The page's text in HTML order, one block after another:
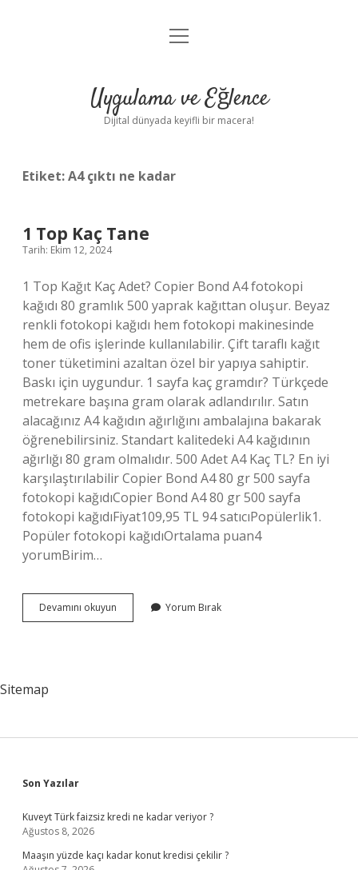
Anasayfa
Yasal Uyarı
menüyü
Uygulama ve Eğlence
Dijital dünyada keyifli bir macera!
Etiket:A4 çıktı ne kadar
1 Top Kaç Tane
Tarih: Ekim 12, 2024
1 Top Kağıt Kaç Adet? Copier Bond A4 fotokopi
kağıdı 80 gramlık 500 yaprak kağıttan oluşur. Beyaz
renkli fotokopi kağıdı hem fotokopi makinesinde
hem de ofis işlerinde kullanılabilir. Çift taraflı kağıt
toner tüketimini azaltan özel bir yapıya sahiptir.
Baskı için uygundur. 1 sayfa kaç gramdır? Türkçede
metrekare başına gram olarak adlandırılır. Satın
alacağınız A4 kağıdın ağırlığını ambalajına bakarak
öğrenebilirsiniz. Standart kalitedeki A4 kağıdının
ağırlığı 80 gram olmalıdır. 500 Adet A4 Kaç TL? En iyi
karşılaştırılabilir Copier Bond A4 80 gr 500 sayfa
fotokopi kağıdıCopier Bond A4 80 gr 500 sayfa
fotokopi kağıdıFiyat109,95 TL 94 satıcıPopülerlik1.
Popüler fotokopi kağıdıOrtalama puan4
yorumBirim…
Devamını okuyun
Top
Yorum Bırak
Sitemap
Sidebar
Son Yazılar
Kuveyt Türk faizsiz kredi ne kadar veriyor ?
Ağustos 8, 2026
Maaşın yüzde kaçı kadar konut kredisi çekilir ?